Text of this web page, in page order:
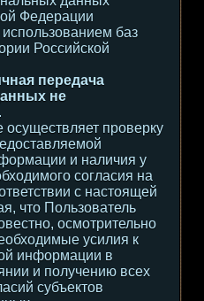
Федерации
баз
Российской
передача
не
.
осуществляет проверку
и наличия у
согласия на
с настоящей
что Пользователь
осмотрительно
усилия к
информации в
и получению всех
субъектов